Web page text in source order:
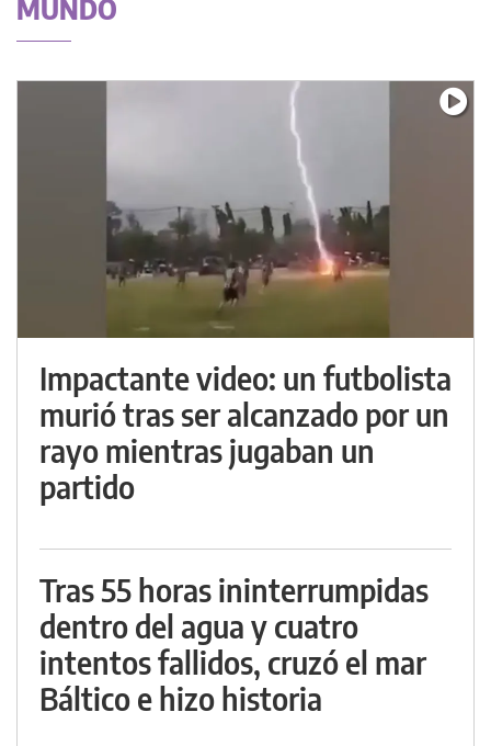
MUNDO
Impactante video: un futbolista
murió tras ser alcanzado por un
rayo mientras jugaban un
partido
Tras 55 horas ininterrumpidas
dentro del agua y cuatro
intentos fallidos, cruzó el mar
Báltico e hizo historia